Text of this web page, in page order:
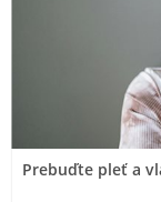
Prebuďte pleť a